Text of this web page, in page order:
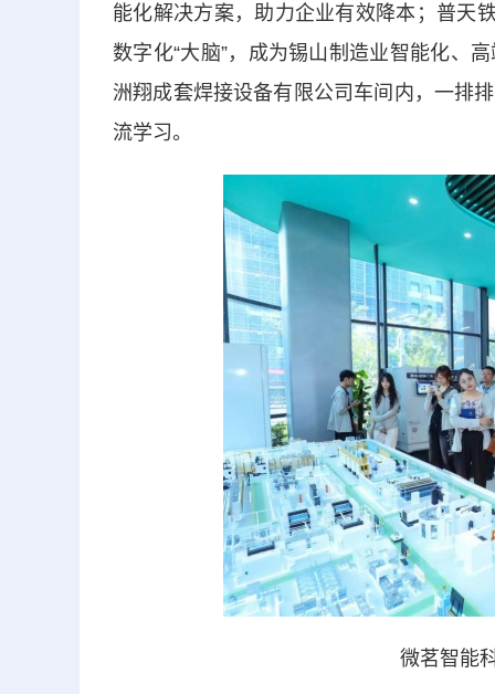
能化解决方案，助力企业有效降本；普天
数字化“大脑”，成为锡山制造业智能化、
洲翔成套焊接设备有限公司车间内，一排
流学习。
微茗智能